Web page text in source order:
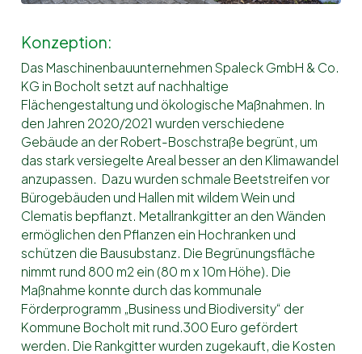
Konzeption:
Das Maschinenbauunternehmen Spaleck GmbH & Co.
KG in Bocholt setzt auf nachhaltige
Flächengestaltung und ökologische Maßnahmen. In
den Jahren 2020/2021 wurden verschiedene
Gebäude an der Robert-Boschstraße begrünt, um
das stark versiegelte Areal besser an den Klimawandel
anzupassen. Dazu wurden schmale Beetstreifen vor
Bürogebäuden und Hallen mit wildem Wein und
Clematis bepflanzt. Metallrankgitter an den Wänden
ermöglichen den Pflanzen ein Hochranken und
schützen die Bausubstanz. Die Begrünungsfläche
nimmt rund 800 m2 ein (80 m x 10m Höhe). Die
Maßnahme konnte durch das kommunale
Förderprogramm „Business und Biodiversity“ der
Kommune Bocholt mit rund.300 Euro gefördert
werden. Die Rankgitter wurden zugekauft, die Kosten